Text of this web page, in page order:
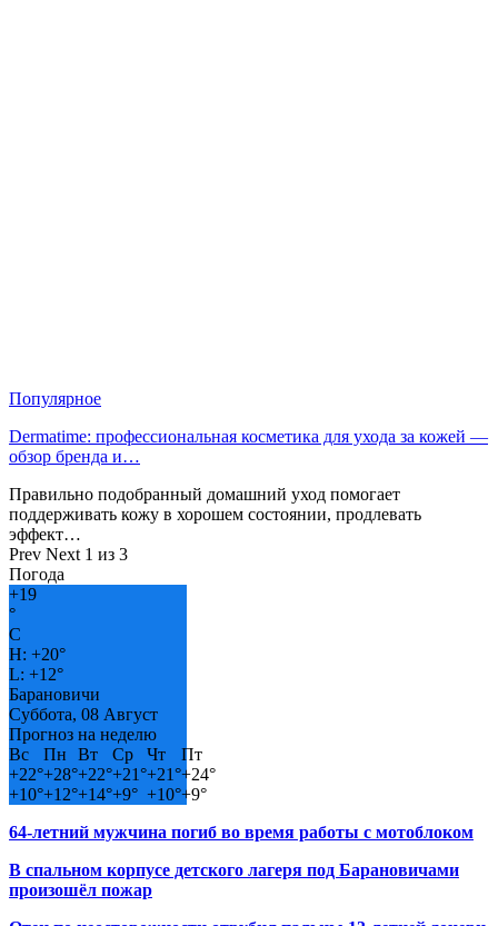
Популярное
Dermatime: профессиональная косметика для ухода за кожей —
обзор бренда и…
Правильно подобранный домашний уход помогает
поддерживать кожу в хорошем состоянии, продлевать
эффект…
Prev Next 1 из 3
Погода
+19
°
C
H: +20°
L: +12°
Барановичи
Суббота, 08 Август
Прогноз на неделю
Вс
Пн Вт Ср Чт
Пт
+22°+28°+22°+21°+21°+24°
+10°+12°+14°+9° +10°+9°
64-летний мужчина погиб во время работы с мотоблоком
В спальном корпусе детского лагеря под Барановичами
произошёл пожар